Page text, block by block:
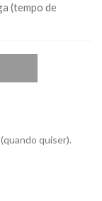
(tempo de
(quando quiser).